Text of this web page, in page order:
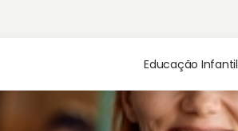
Educação Infantil